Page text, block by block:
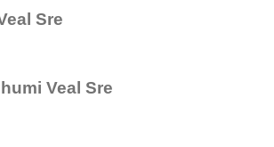
Sre
Veal Sre